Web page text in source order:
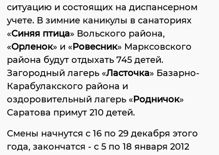
ситуацию и состоящих на диспансерном
учете. В зимние каникулы в санаториях
«Синяя птица» Вольского района,
«Орленок» и «Ровесник» Марксовского
района будут отдыхать 745 детей.
Загородный лагерь «Ласточка» Базарно-
Карабулакского района и
оздоровительный лагерь «Родничок»
Саратова примут 210 детей.
Смены начнутся с 16 по 29 декабря этого
года, закончатся - с 5 по 18 января 2012